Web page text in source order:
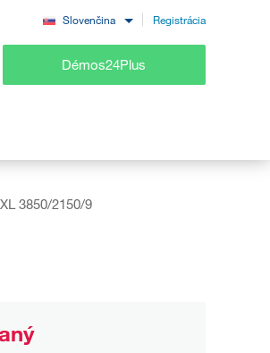
Slovenčina Registrácia
Démos24Plus
3850/2150/9